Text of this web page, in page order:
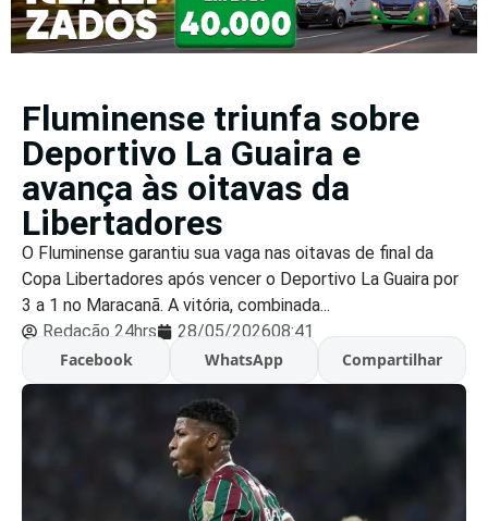
Fluminense triunfa sobre
Deportivo La Guaira e
avança às oitavas da
Libertadores
O Fluminense garantiu sua vaga nas oitavas de final da
Copa Libertadores após vencer o Deportivo La Guaira por
3 a 1 no Maracanã. A vitória, combinada...
Redação 24hrs
28/05/202608:41
Facebook
WhatsApp Compartilhar